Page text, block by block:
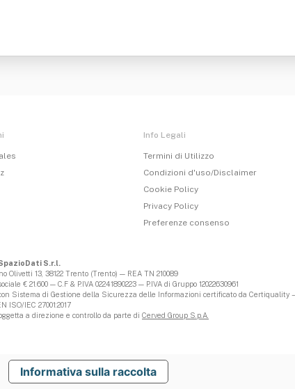
Info Legali
Termini di Utilizzo
Condizioni d'uso/Disclaimer
Cookie Policy
Privacy Policy
Preferenze consenso
S.r.l.
Olivetti 13, 38122 Trento (Trento) — REA TN 210089
€ 21.600 — C.F & P.IVA 02241890223 — P.IVA di Gruppo 12022630961
Sistema di Gestione della Sicurezza delle Informazioni certificato da Certiquality –
ISO/IEC 27001:2017
a direzione e controllo da parte di Cerved Group S.p.A.
Informativa sulla raccolta